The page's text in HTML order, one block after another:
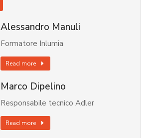
Alessandro Manuli
Formatore Inlumia
Read more
Marco Dipelino
Responsabile tecnico Adler
Read more